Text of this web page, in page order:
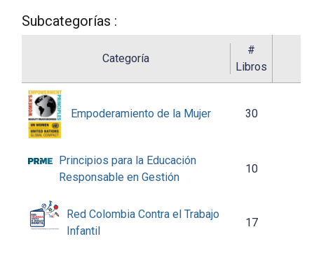
Subcategorías :
Categoría
#
Libros
Empoderamiento de la Mujer 30
Principios para la Educación
Responsable en Gestión
10
Red Colombia Contra el Trabajo
Infantil
17